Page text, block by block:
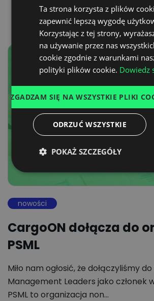
nowości
CargoON dołącza do
PSML
Miło nam ogłosić, że dołączyliśmy
Management Leaders jako członek
PSML to organizacja non…
Ta strona korzysta z plików
zapewnić lepszą wygodę
Korzystając z tej strony,
na używanie przez nas
cookie zgodnie z warunkami
polityki plików cookie. Dowiedz
ZGADZAM SIĘ NA WSZYSTKIE PLIKI
ODRZUĆ WSZYSTKIE
POKAŻ SZCZEGÓŁY